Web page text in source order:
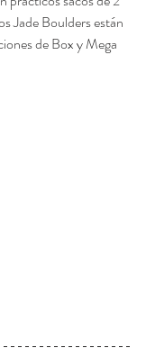
Jade Boulders están
de Box y Mega